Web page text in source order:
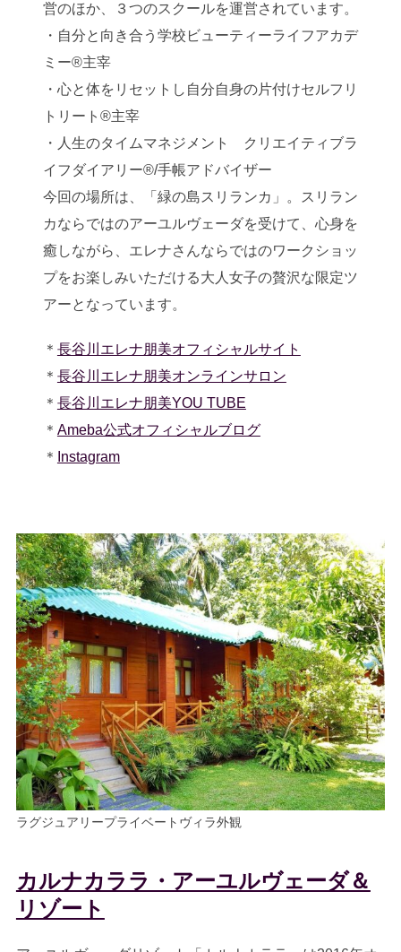
営のほか、３つのスクールを運営されています。
・自分と向き合う学校ビューティーライフアカデ
ミー®主宰
・心と体をリセットし自分自身の片付けセルフリ
トリート®主宰
・人生のタイムマネジメント クリエイティブラ
イフダイアリー®︎/手帳アドバイザー
今回の場所は、「緑の島スリランカ」。スリラン
カならではのアーユルヴェーダを受けて、心身を
癒しながら、エレナさんならではのワークショッ
プをお楽しみいただける大人女子の贅沢な限定ツ
アーとなっています。
＊ 長谷川エレナ朋美オフィシャルサイト
＊ 長谷川エレナ朋美オンラインサロン
＊ 長谷川エレナ朋美YOU TUBE
＊ Ameba公式オフィシャルブログ
＊ Instagram
ラグジュアリープライベートヴィラ外観
カルナカララ・アーユルヴェーダ＆
リゾート